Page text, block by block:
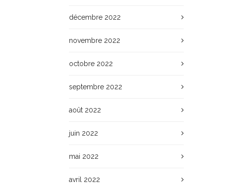
décembre 2022
novembre 2022
octobre 2022
septembre 2022
août 2022
juin 2022
mai 2022
avril 2022